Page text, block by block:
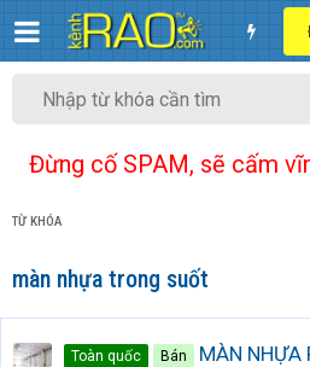
Đừng cố SPAM, sẽ cấm
TỪ KHÓA
màn nhựa trong suốt
Toàn quốc Bán
MÀN NHỰA